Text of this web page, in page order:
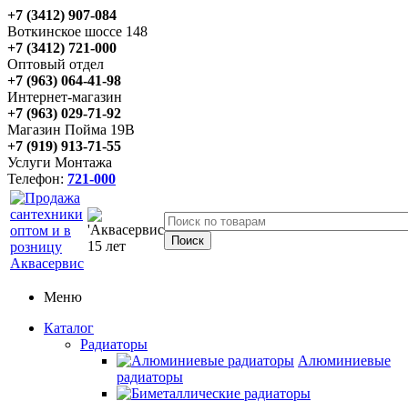
+7 (3412) 907-084
Воткинское шоссе 148
+7 (3412) 721-000
Оптовый отдел
+7 (963) 064-41-98
Интернет-магазин
+7 (963) 029-71-92
Магазин Пойма 19В
+7 (919) 913-71-55
Услуги Монтажа
Телефон: 721-000
Меню
Каталог
Радиаторы
Алюминиевые
радиаторы